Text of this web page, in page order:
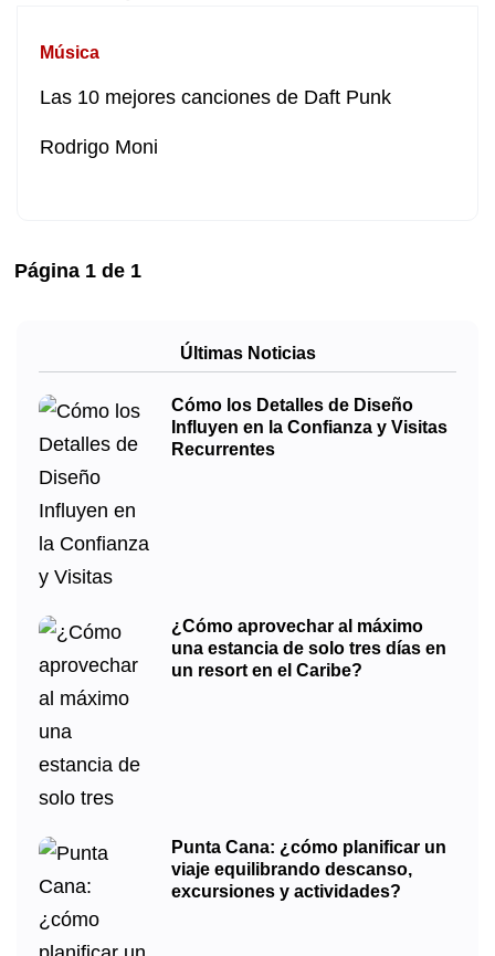
Música
Las 10 mejores canciones de Daft Punk
Rodrigo Moni
Página 1 de 1
Últimas Noticias
Cómo los Detalles de Diseño
Influyen en la Confianza y Visitas
Recurrentes
¿Cómo aprovechar al máximo
una estancia de solo tres días en
un resort en el Caribe?
Punta Cana: ¿cómo planificar un
viaje equilibrando descanso,
excursiones y actividades?